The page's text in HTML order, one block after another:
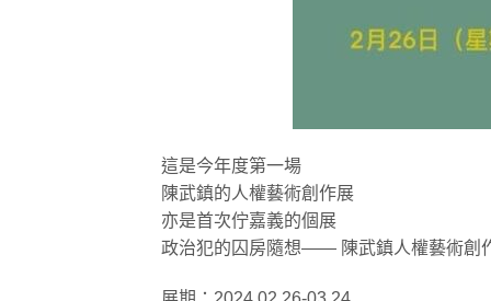
這是今年度第一場
陳武鎮的人權藝術創作展
亦是首次佇嘉義的個展
政治犯的囚房隨想—— 陳武鎮人權藝術創